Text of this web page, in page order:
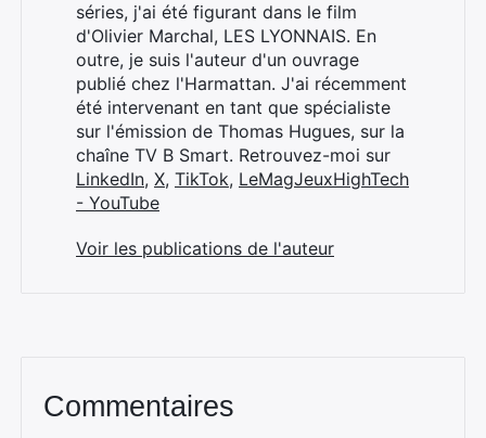
séries, j'ai été figurant dans le film
d'Olivier Marchal, LES LYONNAIS. En
outre, je suis l'auteur d'un ouvrage
publié chez l'Harmattan. J'ai récemment
été intervenant en tant que spécialiste
sur l'émission de Thomas Hugues, sur la
chaîne TV B Smart. Retrouvez-moi sur
LinkedIn, X, TikTok, LeMagJeuxHighTech
- YouTube
Voir les publications de l'auteur
Commentaires
Rechercher
: